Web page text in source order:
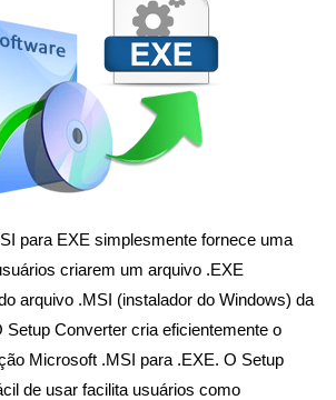
para EXE simplesmente fornece uma
criarem um arquivo .EXE
arquivo .MSI (instalador do Windows) da
Setup Converter cria eficientemente o
Microsoft .MSI para .EXE. O Setup
de usar facilita usuários como